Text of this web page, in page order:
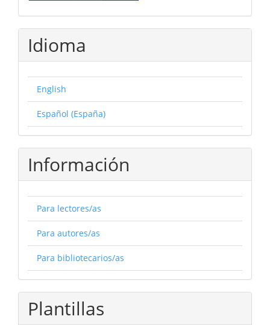
Idioma
English
Español (España)
Información
Para lectores/as
Para autores/as
Para bibliotecarios/as
Plantillas